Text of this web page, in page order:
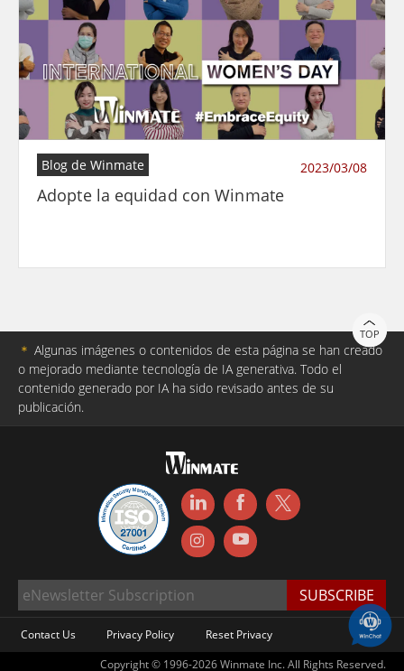
Blog de Winmate 2023/03/08
Adopte la equidad con Winmate
TOP
＊ Algunas imágenes o contenidos de esta página se han creado
o mejorado mediante tecnología de IA generativa. Todo el
contenido generado por IA ha sido revisado antes de su
publicación.
Contact Us Privacy Policy
Reset Privacy
Copyright © 1996-2026 Winmate Inc. All Rights Reserved.